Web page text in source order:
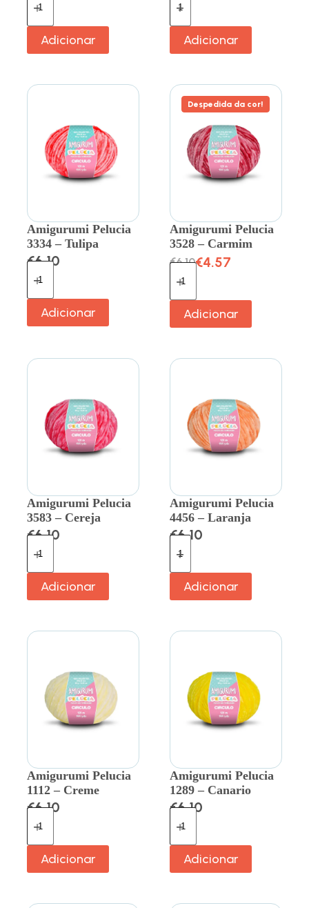
Adicionar Adicionar
Amigurumi Pelucia
3334 – Tulipa
€6.10
Adicionar
Despedida da cor!
Amigurumi Pelucia
3528 – Carmim
€6.10€4.57
Adicionar
Amigurumi Pelucia
3583 – Cereja
€6.10
Adicionar
Amigurumi Pelucia
4456 – Laranja
€6.10
Adicionar
Amigurumi Pelucia
1112 – Creme
€6.10
Adicionar
Amigurumi Pelucia
1289 – Canario
€6.10
Adicionar